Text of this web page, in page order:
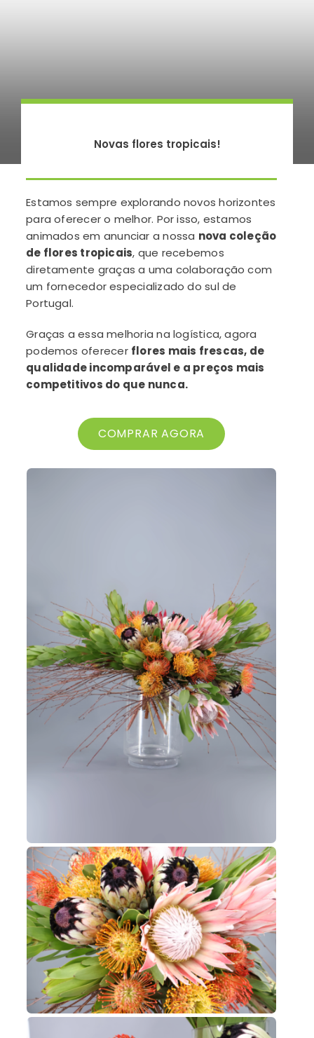
Novas flores tropicais!
Estamos sempre explorando novos horizontes
para oferecer o melhor. Por isso, estamos
animados em anunciar a nossa nova coleção
de flores tropicais, que recebemos
diretamente graças a uma colaboração com
um fornecedor especializado do sul de
Portugal.
Graças a essa melhoria na logística, agora
podemos oferecer flores mais frescas, de
qualidade incomparável e a preços mais
competitivos do que nunca.
COMPRAR AGORA